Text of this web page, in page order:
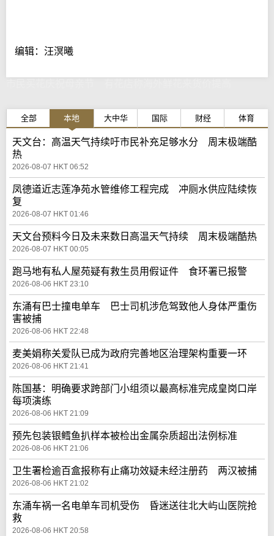
编辑：汪溟曦
全部 本地 大中华 国际 财经 体育
天文台：高温天气持续吁市民补充足够水分 周末极端酷
热
2026-08-07 HKT 06:52
凤德道近志莲净苑水管维修工程完成 冲厕水供应陆续恢
复
2026-08-07 HKT 01:46
天文台预料今日及未来数日高温天气持续 周末极端酷热
2026-08-07 HKT 00:05
跑马地有私人屋苑疑有救生员用假证件 食环署已报警
2026-08-06 HKT 23:10
东涌有巴士撞电单车 巴士司机涉危驾致他人身体严重伤
害被捕
2026-08-06 HKT 22:48
麦美娟称关爱队已成为政府完善地区治理架构重要一环
2026-08-06 HKT 21:41
陈国基：明确要求跨部门小组须以最高标准完成皇岗口岸
每项演练
2026-08-06 HKT 21:09
预先包装银鳕鱼扒样本被检出金属杂质超出法例标准
2026-08-06 HKT 21:06
卫生署检逾百盒报称有止痛功效疑未经注册药 两汉被捕
2026-08-06 HKT 21:02
东涌车祸一名电单车司机受伤 昏迷送往北大屿山医院抢
救
2026-08-06 HKT 20:58